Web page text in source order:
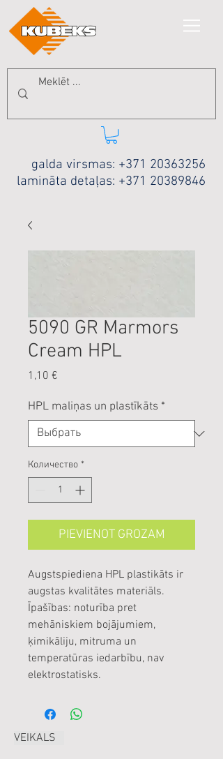
galda virsmas: +371 20363256
lamināta detaļas: +371 20389846
5090 GR Marmors
Cream HPL
1,10 €
HPL maliņas un plastīkāts *
Количество *
PIEVIENOT GROZAM
Augstspiediena HPL plastikāts ir
augstas kvalitātes materiāls.
Īpašības: noturība pret
mehāniskiem bojājumiem,
ķimikāliju, mitruma un
temperatūras iedarbību, nav
elektrostatisks.
VEIKALS